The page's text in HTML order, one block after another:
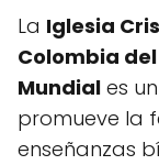
La Iglesia
Colombia
Mundial es
promueve la
enseñanzas